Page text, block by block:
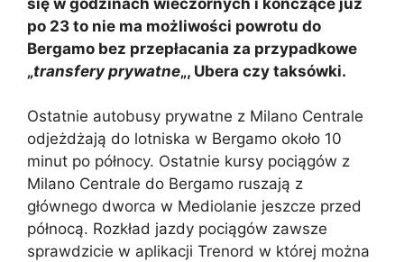
po 23 to nie ma możliwości powrotu do
Bergamo bez przepłacania za przypadkowe
„transfery prywatne„, Ubera czy taksówki.
Ostatnie autobusy prywatne z Milano Centrale
odjeżdżają do lotniska w Bergamo około 10
minut po północy. Ostatnie kursy pociągów z
Milano Centrale do Bergamo ruszają z
głównego dworca w Mediolanie jeszcze przed
północą. Rozkład jazdy pociągów zawsze
sprawdzicie w aplikacji Trenord w której można